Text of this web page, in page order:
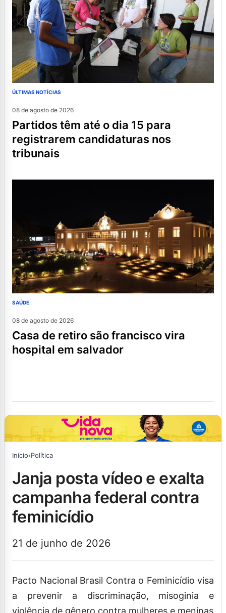
ÚLTIMAS NOTÍCIAS
08 de agosto de 2026
partidos têm até o dia 15 para
registrarem candidaturas nos
tribunais
SAÚDE
08 de agosto de 2026
casa de retiro são francisco vira
hospital em salvador
Início›Política
janja posta vídeo e exalta
campanha federal contra
feminicídio
21 de junho de 2026
Pacto Nacional Brasil Contra o Feminicídio visa
a prevenir a discriminação, misoginia e